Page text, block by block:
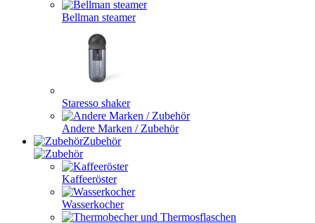
Bellman steamer
Staresso shaker
Andere Marken / Zubehör
Zubehör
Kaffeeröster
Wasserkocher